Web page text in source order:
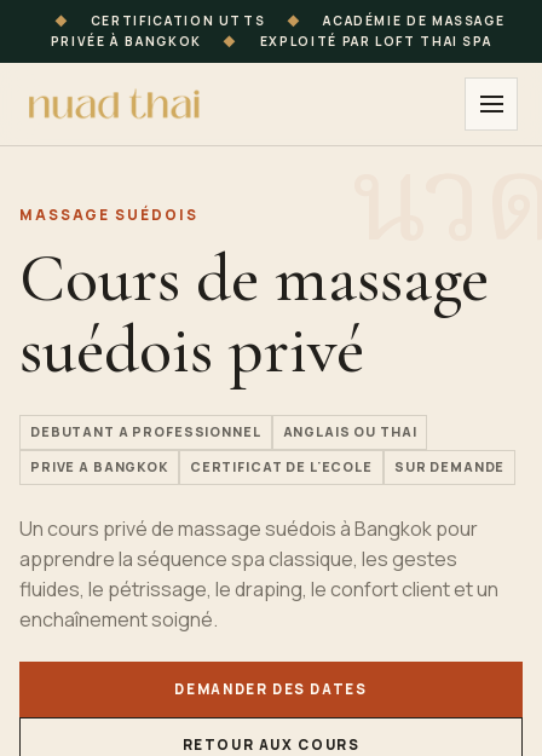
◆ CERTIFICATION UTTS ◆
ACADÉMIE DE MASSAGE
PRIVÉE À BANGKOK
◆ EXPLOITÉ PAR LOFT THAI SPA
MASSAGE SUÉDOIS
Cours de massage
suédois privé
DEBUTANT A PROFESSIONNEL ANGLAIS OU THAI
PRIVE A BANGKOK CERTIFICAT DE L'ECOLE SUR DEMANDE
Un cours privé de massage suédois à Bangkok pour
apprendre la séquence spa classique, les gestes
fluides, le pétrissage, le draping, le confort client et un
enchaînement soigné.
DEMANDER DES DATES
RETOUR AUX COURS